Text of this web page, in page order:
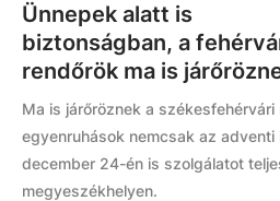
Ünnepek alatt is
biztonságban, a
rendőrök ma is
Ma is járőröznek a székesfehérvári
egyenruhások nemcsak az adventi
december 24-én is szolgálatot
megyeszékhelyen.